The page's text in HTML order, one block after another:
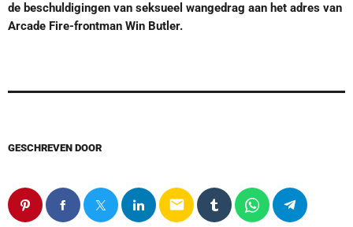
de beschuldigingen van seksueel wangedrag aan het adres van
Arcade Fire-frontman Win Butler.
GESCHREVEN DOOR
email